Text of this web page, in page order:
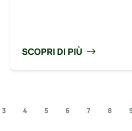
SCOPRI DI PIÙ
3 4 5 6 7 8